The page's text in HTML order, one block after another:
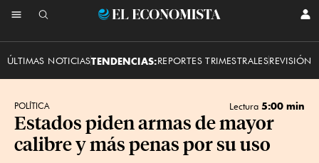
El
ÚLTIMAS NOTICIASTENDENCIAS:REPORTES TRIMESTRALESREVISIÓN
POLÍTICA Lectura 5:00 min
Estados piden armas de mayor
calibre y más penas por su uso